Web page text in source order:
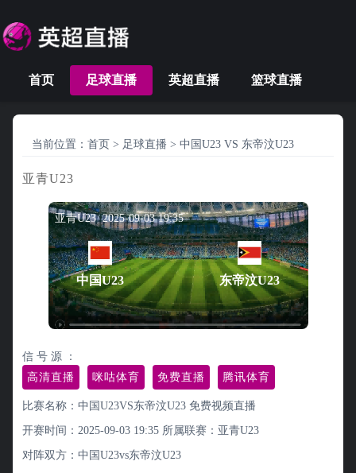
首页 足球直播 英超直播 篮球直播
当前位置： 首页 > 足球直播 > 中国U23 VS 东帝汶U23
亚青U23
亚青U23 2025-09-03 19:35
中国U23 东帝汶U23
信 号 源 ：
高清直播
咪咕体育 免费直播 腾讯体育
比赛名称：中国U23VS东帝汶U23 免费视频直播
开赛时间：2025-09-03 19:35 所属联赛： 亚青U23
对阵双方：中国U23vs东帝汶U23